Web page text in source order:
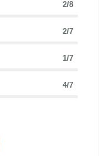
2/8
2/7
1/7
4/7